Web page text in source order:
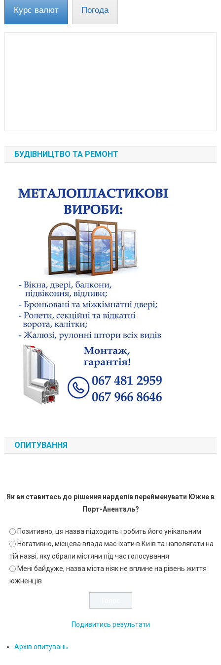
Курс валют Погода
БУДІВНИЦТВО ТА РЕМОНТ
ОПИТУВАННЯ
Як ви ставитесь до рішення нардепів перейменувати Южне в
Порт-Аненталь?
Позитивно, ця назва підходить і робить його унікальним
Негативно, місцева влада має їхати в Київ та наполягати на
тій назві, яку обрали містяни під час голосування
Мені байдуже, назва міста ніяк не вплине на рівень життя
южненців
Подивитись результати
Архів опитувань